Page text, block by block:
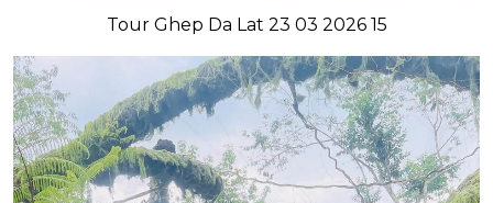
Tour Ghep Da Lat 23 03 2026 15